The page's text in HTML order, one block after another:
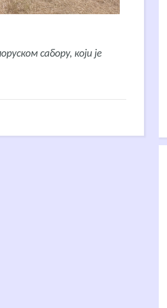
сабору, који је